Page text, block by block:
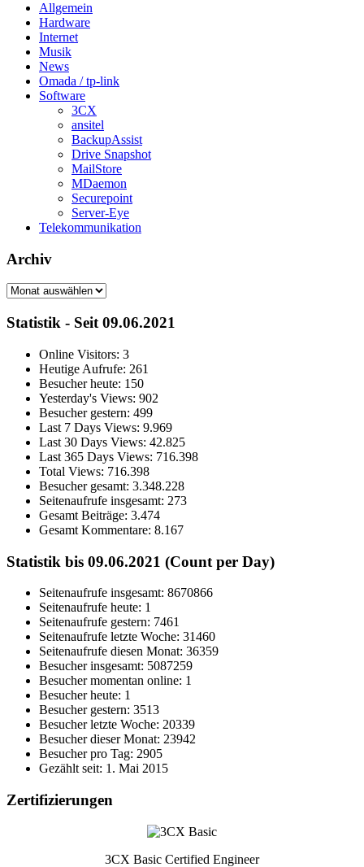
Allgemein
Hardware
Internet
Musik
News
Omada / tp-link
Software
3CX
ansitel
BackupAssist
Drive Snapshot
MailStore
MDaemon
Securepoint
Server-Eye
Telekommunikation
Archiv
Archiv
Statistik - Seit 09.06.2021
Online Visitors: 3
Heutige Aufrufe: 261
Besucher heute: 150
Yesterday's Views: 902
Besucher gestern: 499
Last 7 Days Views: 9.969
Last 30 Days Views: 42.825
Last 365 Days Views: 716.398
Total Views: 716.398
Besucher gesamt: 3.348.228
Seitenaufrufe insgesamt: 273
Gesamt Beiträge: 3.474
Gesamt Kommentare: 8.167
Statistik bis 09.06.2021 (Count per Day)
Seitenaufrufe insgesamt: 8670866
Seitenaufrufe heute: 1
Seitenaufrufe gestern: 7461
Seitenaufrufe letzte Woche: 31460
Seitenaufrufe diesen Monat: 36359
Besucher insgesamt: 5087259
Besucher momentan online: 1
Besucher heute: 1
Besucher gestern: 3513
Besucher letzte Woche: 20339
Besucher dieser Monat: 23942
Besucher pro Tag: 2905
Gezählt seit: 1. Mai 2015
Zertifizierungen
3CX Basic Certified Engineer